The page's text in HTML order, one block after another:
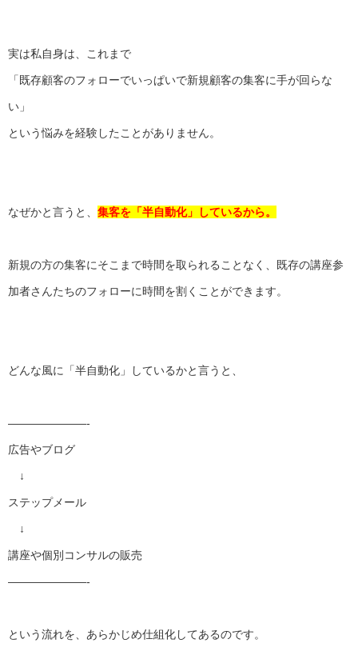
実は私自身は、これまで
「既存顧客のフォローでいっぱいで新規顧客の集客に手が回らな
い」
という悩みを経験したことがありません。
なぜかと言うと、 集客を「半自動化」しているから。
新規の方の集客にそこまで時間を取られることなく、 既存の講座参
加者さんたちのフォローに時間を割くことができます。
どんな風に「半自動化」しているかと言うと、
———————-
広告やブログ
↓
ステップメール
↓
講座や個別コンサルの販売
———————-
という流れを、あらかじめ仕組化してあるのです。